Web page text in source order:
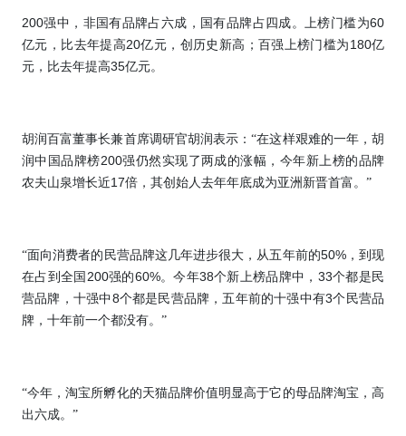
200强中，非国有品牌占六成，国有品牌占四成。上榜门槛为60
亿元，比去年提高20亿元，创历史新高；百强上榜门槛为 180亿
元，比去年提高35亿元。
胡润百富董事长兼首席调研官胡润表示：“在这样艰难的一年，胡
润中国品牌榜200强仍然实现了两成的涨幅，今年新上榜的品牌
农夫山泉增长近17倍，其创始人去年年底成为亚洲新晋首富。”
“面向消费者的民营品牌这几年进步很大，从五年前的50%，到现
在占到全国 200强的60%。今年38个新上榜品牌中， 33个都是民
营品牌，十强中8个都是民营品牌，五年前的十强中有3个民营品
牌，十年前一个都没有。”
“今年，淘宝所孵化的天猫品牌价值明显高于它的母品牌淘宝，高
出六成。”